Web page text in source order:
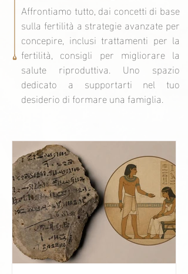
Affrontiamo tutto, dai concetti di base
sulla fertilità a strategie avanzate per
concepire, inclusi trattamenti per la
fertilità, consigli per migliorare la
salute riproduttiva. Uno spazio
dedicato a supportarti nel tuo
desiderio di formare una famiglia.